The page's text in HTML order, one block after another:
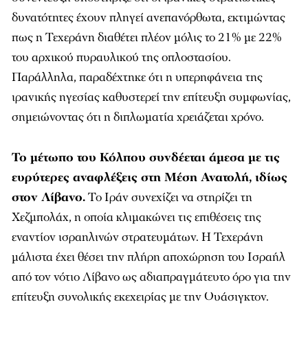
δυνατότητες έχουν πληγεί ανεπανόρθωτα, εκτιμώντας
πως η Τεχεράνη διαθέτει πλέον μόλις το 21% με 22%
του αρχικού πυραυλικού της οπλοστασίου.
Παράλληλα, παραδέχτηκε ότι η υπερηφάνεια της
ιρανικής ηγεσίας καθυστερεί την επίτευξη συμφωνίας,
σημειώνοντας ότι η διπλωματία χρειάζεται χρόνο.
Το μέτωπο του Κόλπου συνδέεται άμεσα με τις
ευρύτερες αναφλέξεις στη Μέση Ανατολή, ιδίως
στον Λίβανο.Το Ιράν συνεχίζει να στηρίζει τη
Χεζμπολάχ, η οποία κλιμακώνει τις επιθέσεις της
εναντίον ισραηλινών στρατευμάτων. Η Τεχεράνη
μάλιστα έχει θέσει την πλήρη αποχώρηση του Ισραήλ
από τον νότιο Λίβανο ως αδιαπραγμάτευτο όρο για την
επίτευξη συνολικής εκεχειρίας με την Ουάσιγκτον.